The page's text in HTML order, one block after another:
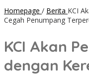
Homepage / Berita KCI
Cegah Penumpang
KCI Akan
dengan